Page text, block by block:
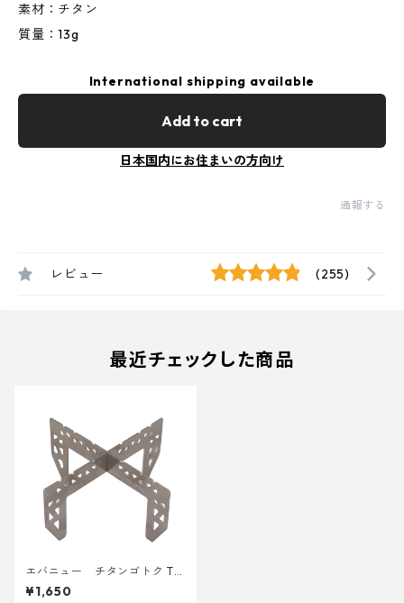
素材：チタン
質量：13g
International shipping available
Add to cart
日本国内にお住まいの方向け
通報する
レビュー (255)
最近チェックした商品
エバニュー チタンゴトク Tri
veTi
¥1,650